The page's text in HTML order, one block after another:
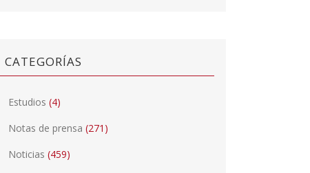
CATEGORÍAS
Estudios (4)
Notas de prensa (271)
Noticias (459)